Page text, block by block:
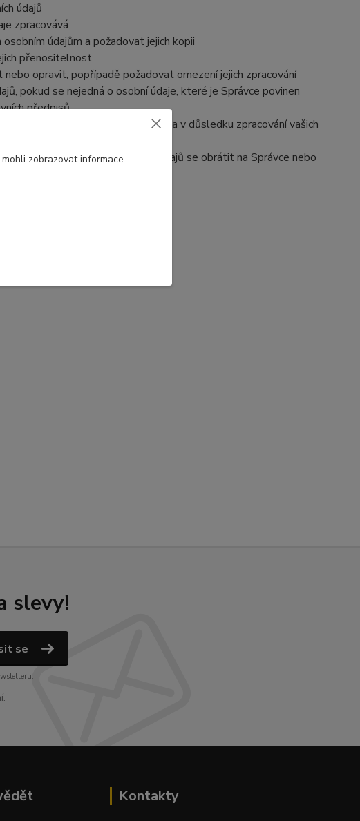
údajů
zpracovává
údajům a požadovat jejich kopii
přenositelnost
opravit, popřípadě požadovat omezení jejich zpracování
pokud se nejedná o osobní údaje, které je Správce povinen
předpisů
práva podle Nařízení byla porušena v důsledku zpracování vašich
se zpracováním osobních údajů se obrátit na Správce nebo
slevy!
se
Kontakty
zobrazovat informace